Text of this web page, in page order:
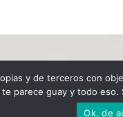
y de terceros con
parece guay y todo
Ok, de